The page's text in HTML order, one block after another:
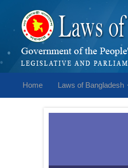
Home Laws of Bangladesh